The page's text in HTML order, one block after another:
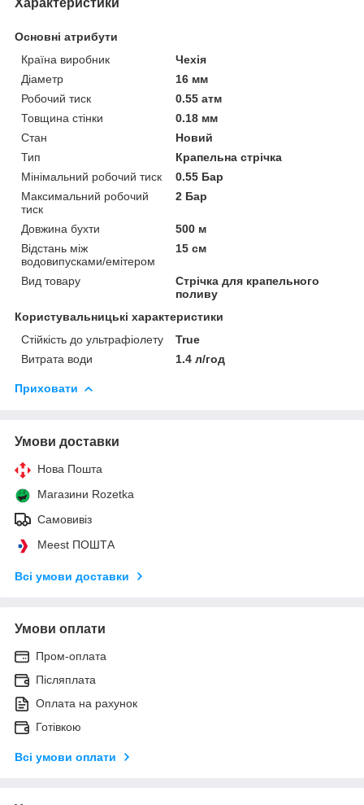
Основні атрибути
Країна виробник
Чехія
Діаметр
16 мм
Робочий тиск
0.55 атм
Товщина стінки
0.18 мм
Стан
Новий
Тип
Крапельна стрічка
Мінімальний робочий тиск
0.55 Бар
Максимальний робочий
тиск
2 Бар
Довжина бухти
500 м
Відстань між
водовипусками/емітером
15 см
Вид товару
Стрічка для крапельного
поливу
Користувальницькі характеристики
Стійкість до ультрафіолету
True
Витрата води
1.4 л/год
Приховати
Умови доставки
Нова Пошта
Магазини Rozetka
Самовивіз
Meest ПОШТА
Всі умови доставки
Умови оплати
Пром-оплата
Післяплата
Оплата на рахунок
Готівкою
Всі умови оплати